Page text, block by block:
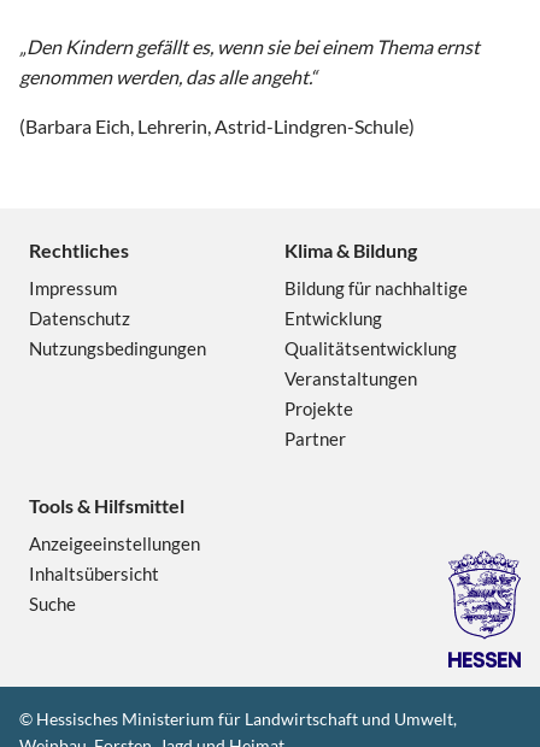
„Den Kindern gefällt es, wenn sie bei einem Thema ernst
genommen werden, das alle angeht.“
(Barbara Eich, Lehrerin, Astrid-Lindgren-Schule)
Rechtliches
Impressum
Datenschutz
Nutzungsbedingungen
Klima & Bildung
Bildung für nachhaltige
Entwicklung
Qualitätsentwicklung
Veranstaltungen
Projekte
Partner
Tools & Hilfsmittel
Anzeigeeinstellungen
Inhaltsübersicht
Suche
© Hessisches Ministerium für Landwirtschaft und Umwelt,